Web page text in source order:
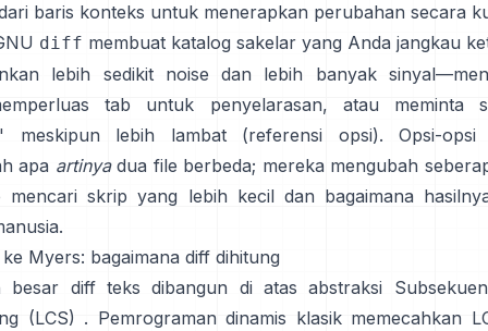
baris konteks untuk menerapkan perubahan secara
diff membuat katalog sakelar yang Anda jangkau
lebih sedikit noise dan lebih banyak
tab untuk penyelarasan, atau meminta
meskipun lebih lambat
(referensi opsi). Opsi-
apa artinyadua file berbeda; mereka mengubah
mencari skrip yang lebih kecil dan bagaimana
Myers: bagaimana diff dihitung
besar diff teks dibangun di atas abstraksi
(LCS) . Pemrograman dinamis klasik memecahkan